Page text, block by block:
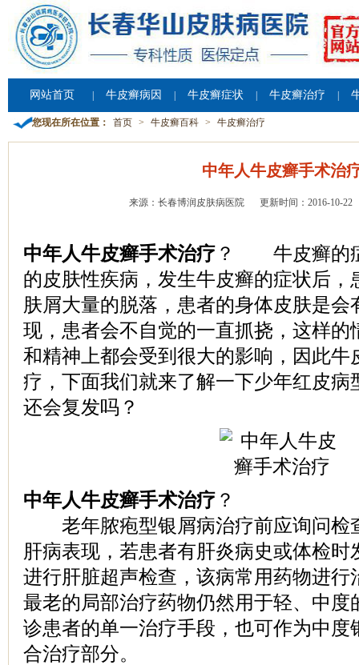
网站首页 牛皮癣病因 牛皮癣症状 牛皮癣治疗
您现在所在位置： 首页 > 牛皮癣百科 > 牛皮癣治疗
中年人牛皮癣手术治
来源：长春博润皮肤病医院 更新时间：2016-10-22
中年人牛皮癣手术治疗 ？ 牛皮癣的
的皮肤性疾病，发生牛皮癣的症状后，
肤屑大量的脱落，患者的身体皮肤是会
现，患者会不自觉的一直抓挠，这样的
和精神上都会受到很大的影响，因此牛
疗，下面我们就来了解一下少年红皮病
还会复发吗？
中年人牛皮癣手术治疗 ？
老年脓疱型银屑病治疗前应询问检
肝病表现，若患者有肝炎病史或体检时
进行肝脏超声检查，该病常用药物进行
最老的局部治疗药物仍然用于轻、中度
诊患者的单一治疗手段，也可作为中度
合治疗部分。